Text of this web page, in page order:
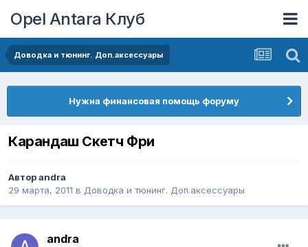
Opel Antara Клуб
Доводка и тюнинг. Доп.аксессуары
Нужна финансовая помощь форуму
Карандаш Скетч Фри
Авторandra
29 марта, 2011 в Доводка и тюнинг. Доп.аксессуары
andra